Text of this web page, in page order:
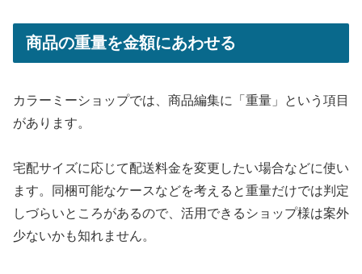
商品の重量を金額にあわせる
カラーミーショップでは、商品編集に「重量」という項目
があります。
宅配サイズに応じて配送料金を変更したい場合などに使い
ます。同梱可能なケースなどを考えると重量だけでは判定
しづらいところがあるので、活用できるショップ様は案外
少ないかも知れません。